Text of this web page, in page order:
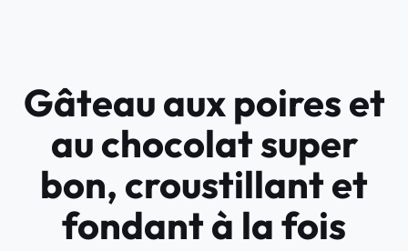
Gâteau aux poires et
au chocolat super
bon, croustillant et
fondant à la fois